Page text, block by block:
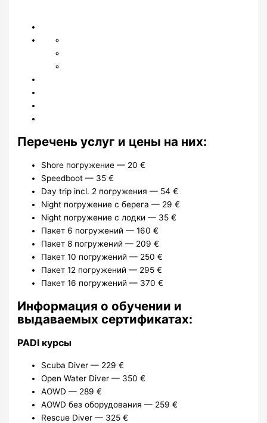
Перечень услуг и цены на них:
Shore погружение — 20 €
Speedboot — 35 €
Day trip incl. 2 погружения — 54 €
Night погружение с берега — 29 €
Night погружение с лодки — 35 €
Пакет 6 погружений — 160 €
Пакет 8 погружений — 209 €
Пакет 10 погружений — 250 €
Пакет 12 погружений — 295 €
Пакет 16 погружений — 370 €
Информация о обучении и
выдаваемых сертификатах:
PADI курсы
Scuba Diver — 229 €
Open Water Diver — 350 €
AOWD — 289 €
AOWD без оборудования — 259 €
Rescue Diver — 325 €